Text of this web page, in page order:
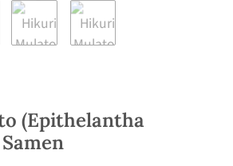
(Epithelantha